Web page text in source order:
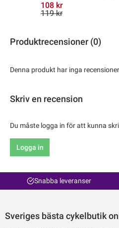
108 kr
119 kr
Produktrecensioner (0)
Denna produkt har inga
Skriv en recension
Du måste logga in för att kunna
Logga in
Snabba leveranser
Sveriges bästa cykelbutik